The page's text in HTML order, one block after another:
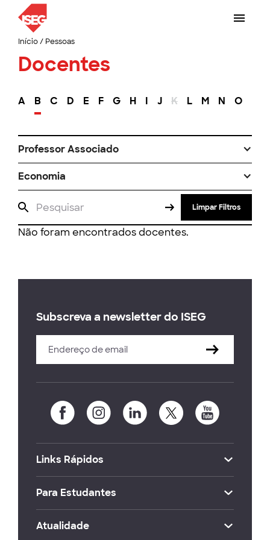
Início/ Pessoas
Docentes
A B C D E F G H I J K L M N O
Professor Associado
Economia
Limpar Filtros
Não foram encontrados docentes.
Subscreva a newsletter do ISEG
Links Rápidos
Para Estudantes
Atualidade